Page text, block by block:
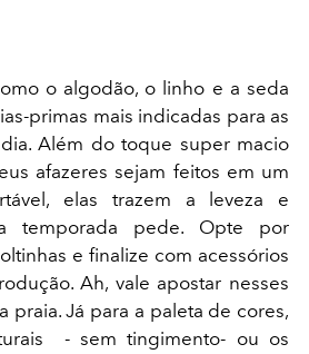
o algodão, o linho e a seda
primas mais indicadas para as
Além do toque super macio
afazeres sejam feitos em um
elas trazem a leveza e
temporada pede. Opte por
e finalize com acessórios
Ah, vale apostar nesses
praia. Já para a paleta de cores,
- sem tingimento- ou os